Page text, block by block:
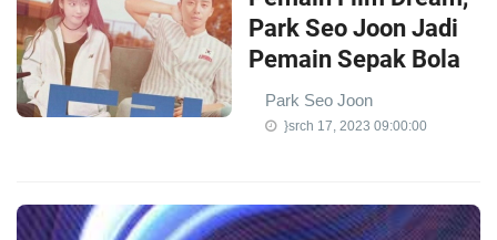
Park Seo Joon Jadi
Pemain Sepak Bola
Park Seo Joon
}srch 17, 2023 09:00:00